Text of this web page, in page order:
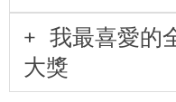
我最喜愛的
大獎